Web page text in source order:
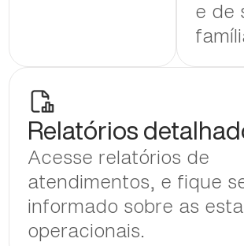
e de
Relatórios
Acesse relatórios de
atendimentos, e fique
informado sobre as
operacionais.